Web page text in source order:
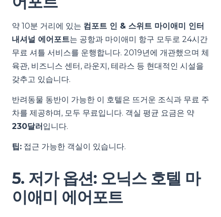
약 10분 거리에 있는 컴포트 인 & 스위트 마이애미 인터
내셔널 에어포트는 공항과 마이애미 항구 모두로 24시간
무료 셔틀 서비스를 운행합니다. 2019년에 개관했으며 체
육관, 비즈니스 센터, 라운지, 테라스 등 현대적인 시설을
갖추고 있습니다.
반려동물 동반이 가능한 이 호텔은 뜨거운 조식과 무료 주
차를 제공하며, 모두 무료입니다. 객실 평균 요금은 약
230달러입니다.
팁: 접근 가능한 객실이 있습니다.
5. 저가 옵션: 오닉스 호텔 마
이애미 에어포트